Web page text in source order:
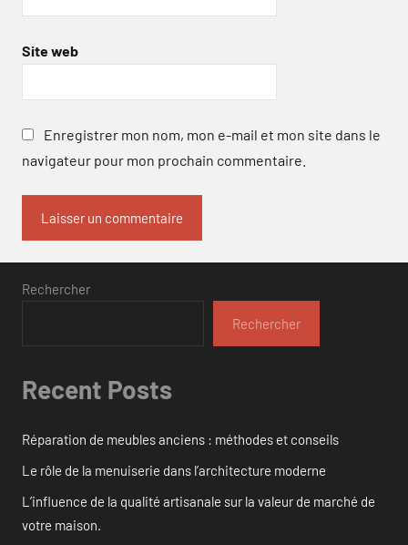
Site web
Enregistrer mon nom, mon e-mail et mon site dans le
navigateur pour mon prochain commentaire.
Rechercher
Rechercher
Recent Posts
Réparation de meubles anciens : méthodes et conseils
Le rôle de la menuiserie dans l’architecture moderne
L’influence de la qualité artisanale sur la valeur de marché de
votre maison.